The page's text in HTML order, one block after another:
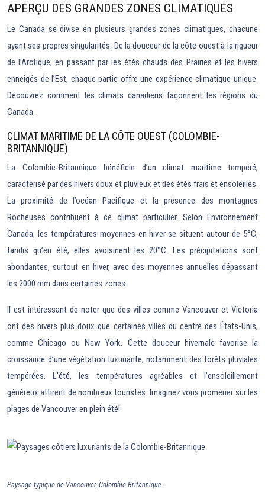
APERÇU DES GRANDES ZONES CLIMATIQUES
Le Canada se divise en plusieurs grandes zones climatiques, chacune
ayant ses propres singularités. De la douceur de la côte ouest à la rigueur
de l’Arctique, en passant par les étés chauds des Prairies et les hivers
enneigés de l’Est, chaque partie offre une expérience climatique unique.
Découvrez comment les climats canadiens façonnent les régions du
Canada.
CLIMAT MARITIME DE LA CÔTE OUEST (COLOMBIE-
BRITANNIQUE)
La Colombie-Britannique bénéficie d’un climat maritime tempéré,
caractérisé par des hivers doux et pluvieux et des étés frais et ensoleillés.
La proximité de l’océan Pacifique et la présence des montagnes
Rocheuses contribuent à ce climat particulier. Selon Environnement
Canada, les températures moyennes en hiver se situent autour de 5°C,
tandis qu’en été, elles avoisinent les 20°C. Les précipitations sont
abondantes, surtout en hiver, avec des moyennes annuelles dépassant
les 2000 mm dans certaines zones.
Il est intéressant de noter que des villes comme Vancouver et Victoria
ont des hivers plus doux que certaines villes du centre des États-Unis,
comme Chicago ou New York. Cette douceur hivernale favorise la
croissance d’une végétation luxuriante, notamment des forêts pluviales
tempérées. L’été, les températures agréables et l’ensoleillement
généreux attirent de nombreux touristes. Imaginez vous promener sur les
plages de Vancouver en plein été!
Paysage typique de Vancouver, Colombie-Britannique.